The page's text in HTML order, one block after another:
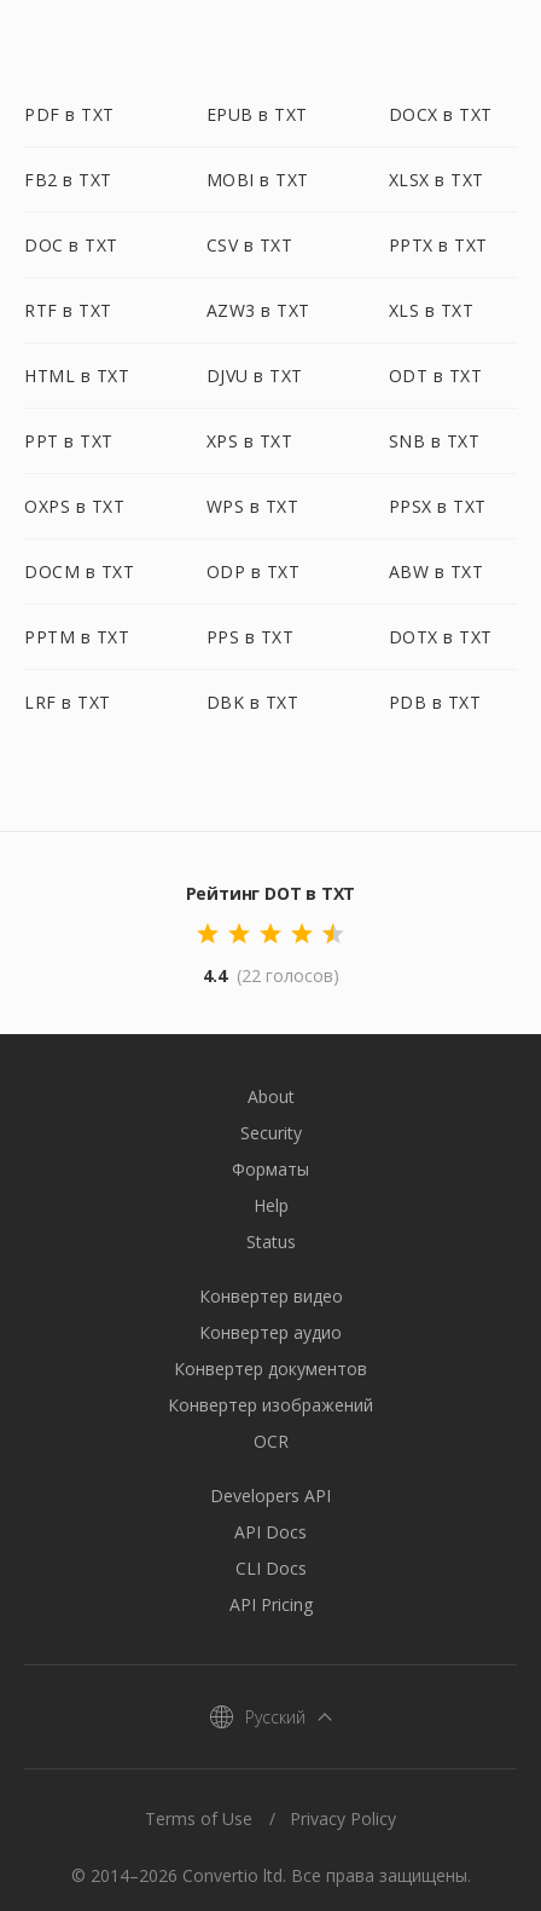
PDF в TXT EPUB в TXT DOCX в TXT
FB2 в TXT MOBI в TXT XLSX в TXT
DOC в TXT CSV в TXT PPTX в TXT
RTF в TXT AZW3 в TXT XLS в TXT
HTML в TXT DJVU в TXT ODT в TXT
PPT в TXT XPS в TXT SNB в TXT
OXPS в TXT WPS в TXT PPSX в TXT
DOCM в TXT ODP в TXT ABW в TXT
PPTM в TXT PPS в TXT DOTX в TXT
LRF в TXT DBK в TXT PDB в TXT
Рейтинг DOT в TXT
4.4 (22 голосов)
About
Security
Форматы
Help
Status
Конвертер видео
Конвертер аудио
Конвертер документов
Конвертер изображений
OCR
Developers API
API Docs
CLI Docs
API Pricing
Русский
© 2014–2026 Convertio ltd. Все права защищены.
Terms of Use Privacy Policy